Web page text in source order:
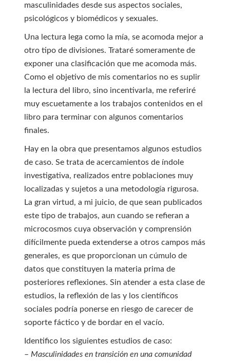
masculinidades desde sus aspectos sociales,
psicológicos y biomédicos y sexuales.
Una lectura lega como la mía, se acomoda mejor a
otro tipo de divisiones. Trataré someramente de
exponer una clasificación que me acomoda más.
Como el objetivo de mis comentarios no es suplir
la lectura del libro, sino incentivarla, me referiré
muy escuetamente a los trabajos contenidos en el
libro para terminar con algunos comentarios
finales.
Hay en la obra que presentamos algunos estudios
de caso. Se trata de acercamientos de índole
investigativa, realizados entre poblaciones muy
localizadas y sujetos a una metodología rigurosa.
La gran virtud, a mi juicio, de que sean publicados
este tipo de trabajos, aun cuando se refieran a
microcosmos cuya observación y comprensión
difícilmente pueda extenderse a otros campos más
generales, es que proporcionan un cúmulo de
datos que constituyen la materia prima de
posteriores reflexiones. Sin atender a esta clase de
estudios, la reflexión de las y los científicos
sociales podría ponerse en riesgo de carecer de
soporte fáctico y de bordar en el vacío.
Identifico los siguientes estudios de caso:
– Masculinidades en transición en una comunidad